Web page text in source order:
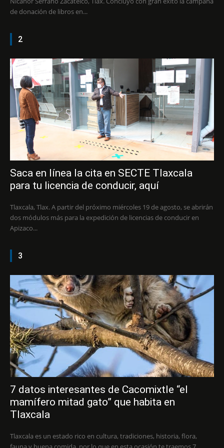
de donación de libros en...
2
Saca en línea la cita en SECTE Tlaxcala
para tu licencia de conducir, aquí
Tlaxcala, Tlax. A partir del próximo miércoles 19 de agosto, se abrirán
dos módulos más para la expedición de licencias de conducir en
Apizaco...
3
7 datos interesantes de Cacomixtle “el
mamífero mitad gato” que habita en
Tlaxcala
Tlaxcala es un estado rico en cultura, tradiciones, historia, flora,